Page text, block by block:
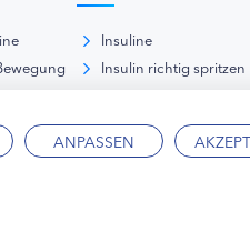
Insuline
Insulin richtig spritzen
ANPASSEN